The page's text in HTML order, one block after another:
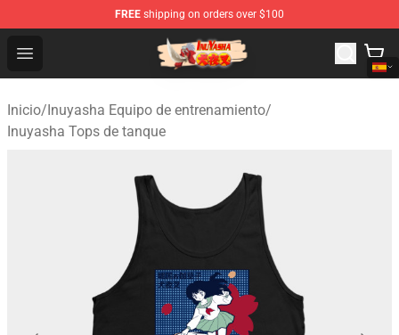
FREE shipping on orders over $100
Open menu
Inuyasha Store - Official Inuyasha Merchandise Shop
Inicio/Inuyasha Equipo de entrenamiento/
Inuyasha Tops de tanque